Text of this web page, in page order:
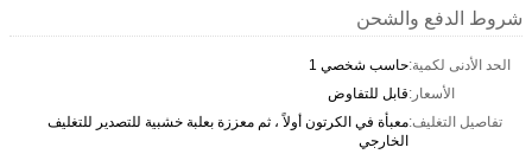
شروط الدفع والشحن
الحد الأدنى لكمية:حاسب شخصي 1
الأسعار:قابل للتفاوض
تفاصيل التغليف:معبأة في الكرتون أولاً ، ثم معززة بعلبة خشبية للتصدير للتغليف
الخارجي